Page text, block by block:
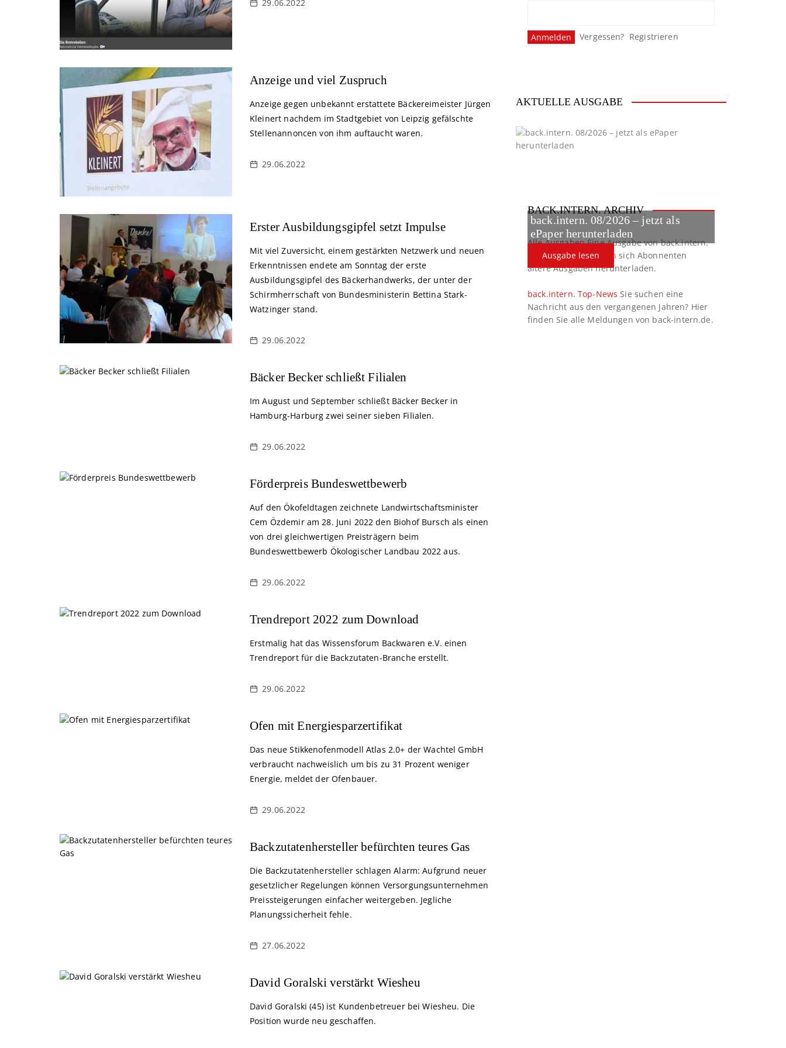
29.06.2022
Anzeige und viel Zuspruch
Anzeige gegen unbekannt erstattete Bäckereimeister Jürgen
Kleinert nachdem im Stadtgebiet von Leipzig gefälschte
Stellenannoncen von ihm auftaucht waren.
29.06.2022
Erster Ausbildungsgipfel setzt Impulse
Mit viel Zuversicht, einem gestärkten Netzwerk und neuen
Erkenntnissen endete am Sonntag der erste
Ausbildungsgipfel des Bäckerhandwerks, der unter der
Schirmherrschaft von Bundesministerin Bettina Stark-
Watzinger stand.
29.06.2022
Bäcker Becker schließt Filialen
Im August und September schließt Bäcker Becker in
Hamburg-Harburg zwei seiner sieben Filialen.
29.06.2022
Förderpreis Bundeswettbewerb
Auf den Ökofeldtagen zeichnete Landwirtschaftsminister
Cem Özdemir am 28. Juni 2022 den Biohof Bursch als einen
von drei gleichwertigen Preisträgern beim
Bundeswettbewerb Ökologischer Landbau 2022 aus.
29.06.2022
Trendreport 2022 zum Download
Erstmalig hat das Wissensforum Backwaren e.V. einen
Trendreport für die Backzutaten-Branche erstellt.
29.06.2022
Ofen mit Energiesparzertifikat
Das neue Stikkenofenmodell Atlas 2.0+ der Wachtel GmbH
verbraucht nachweislich um bis zu 31 Prozent weniger
Energie, meldet der Ofenbauer.
29.06.2022
Backzutatenhersteller befürchten teures Gas
Die Backzutatenhersteller schlagen Alarm: Aufgrund neuer
gesetzlicher Regelungen können Versorgungsunternehmen
Preissteigerungen einfacher weitergeben. Jegliche
Planungssicherheit fehle.
27.06.2022
David Goralski verstärkt Wiesheu
David Goralski (45) ist Kundenbetreuer bei Wiesheu. Die
Position wurde neu geschaffen.
Vergessen? Registrieren
AKTUELLE AUSGABE
back.intern. 08/2026 – jetzt als
ePaper herunterladen
Ausgabe lesen
BACK.INTERN. ARCHIV
Alle AusgabenEine Ausgabe von back.intern.
verpasst? Hier können sich Abonnenten
ältere Ausgaben herunterladen.
back.intern. Top-News Sie suchen eine
Nachricht aus den vergangenen Jahren? Hier
finden Sie alle Meldungen von back-intern.de.